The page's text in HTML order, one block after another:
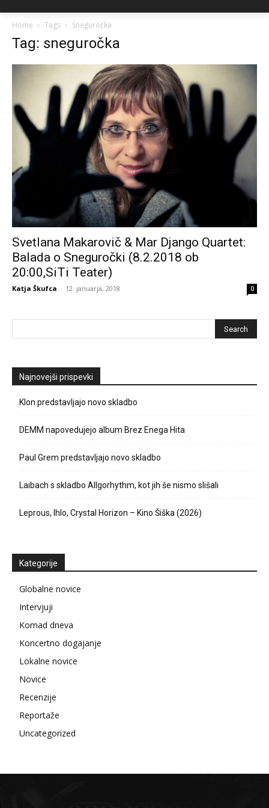
Home Tags Sneguročka
Tag: sneguročka
Svetlana Makarovič & Mar Django Quartet:
Balada o Sneguročki (8.2.2018 ob
20:00,SiTi Teater)
Katja Škufca - 12. januarja, 2018 0
Najnovejši prispevki
Klon predstavljajo novo skladbo
DEMM napovedujejo album Brez Enega Hita
Paul Grem predstavljajo novo skladbo
Laibach s skladbo Allgorhythm, kot jih še nismo slišali
Leprous, Ihlo, Crystal Horizon – Kino Šiška (2026)
Kategorije
Globalne novice
Intervjuji
Komad dneva
Koncertno dogajanje
Lokalne novice
Novice
Recenzije
Reportaže
Uncategorized